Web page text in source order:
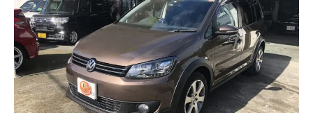
ボディコーティング・艶出し・磨き
部品の取り付け
各種作業料金